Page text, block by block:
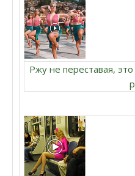
Ржу не переставая,